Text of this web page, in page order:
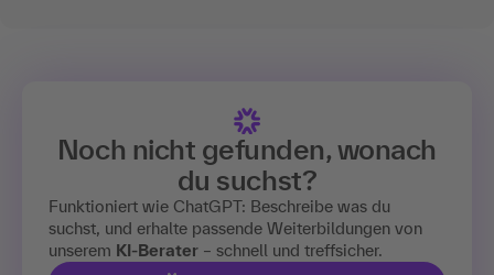
Noch nicht gefunden, wonach
du suchst?
Funktioniert wie ChatGPT: Beschreibe was du
suchst, und erhalte passende Weiterbildungen von
unserem KI-Berater – schnell und treffsicher.